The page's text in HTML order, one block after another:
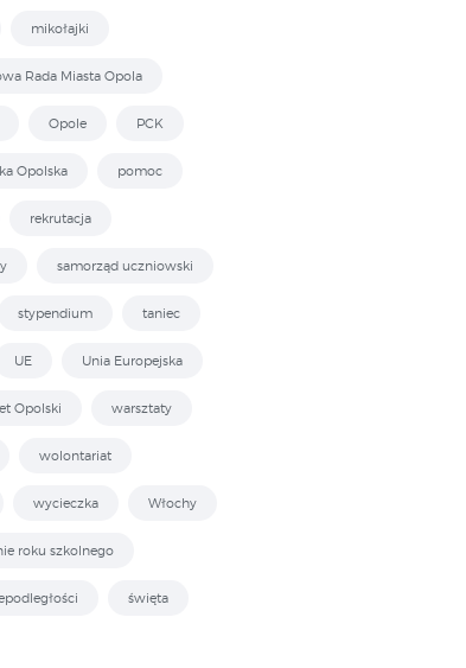
mikołajki
Rada Miasta Opola
Opole PCK
Opolska pomoc
rekrutacja
samorząd uczniowski
stypendium taniec
UE Unia Europejska
Opolski warsztaty
wolontariat
wycieczka Włochy
roku szkolnego
święta